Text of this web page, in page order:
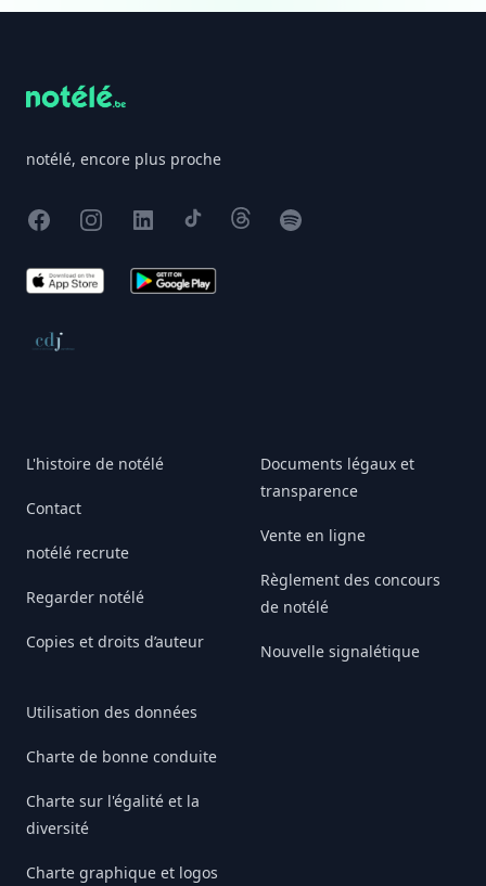
notélé, encore plus proche
FacebookInstagram
X TikTokThreadsSpotify
App Store Google Play
Conseil de déontologie journalistique
L'histoire de notélé
Contact
notélé recrute
Regarder notélé
Copies et droits d’auteur
Utilisation des données
Charte de bonne conduite
Charte sur l'égalité et la
diversité
Charte graphique et logos
Documents légaux et
transparence
Vente en ligne
Règlement des concours
de notélé
Nouvelle signalétique